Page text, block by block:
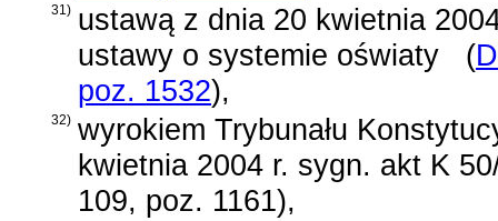
31) ustawą z dnia 20 kwietnia
ustawy o systemie oświaty
(
poz. 1532),
32) wyrokiem Trybunału
kwietnia 2004 r. sygn. akt K
109, poz. 1161),